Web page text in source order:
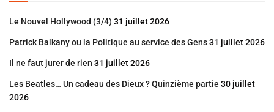
Le Nouvel Hollywood (3/4) 31 juillet 2026
Patrick Balkany ou la Politique au service des Gens31 juillet 2026
Il ne faut jurer de rien 31 juillet 2026
Les Beatles… Un cadeau des Dieux ? Quinzième partie 30 juillet
2026